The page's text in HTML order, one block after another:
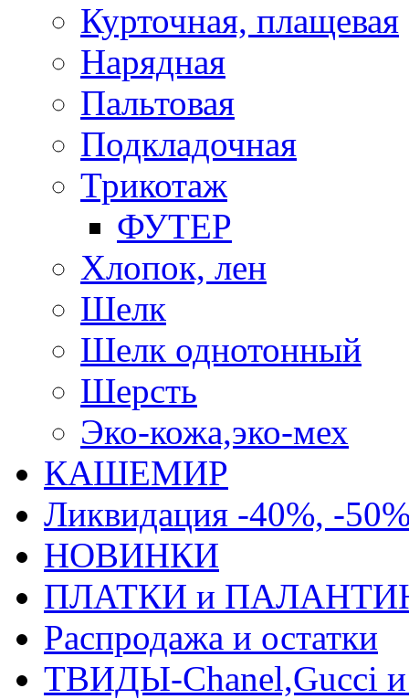
Курточная, плащевая
Нарядная
Пальтовая
Подкладочная
Трикотаж
ФУТЕР
Хлопок, лен
Шелк
Шелк однотонный
Шерсть
Эко-кожа,эко-мех
КАШЕМИР
Ликвидация -40%, -
НОВИНКИ
ПЛАТКИ и
Распродажа и остатки
ТВИДЫ-Сhanel,Gucci и